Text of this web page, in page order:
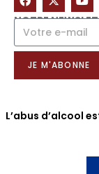
NOTRE
JE M'ABONNE
L’abus d’alcool